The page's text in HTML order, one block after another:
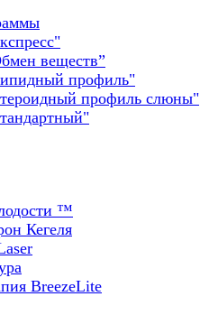
веществ”
профиль"
профиль слюны"
™
Кегеля
BreezeLite